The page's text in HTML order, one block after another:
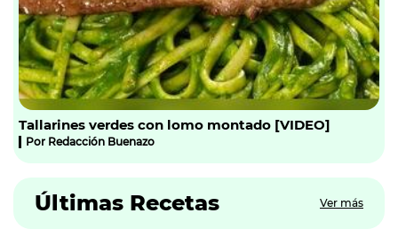
Tallarines verdes con lomo montado [VIDEO]
Por Redacción Buenazo
Últimas Recetas Ver más